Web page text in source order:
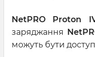
NetPRO Proton
заряджання
можуть бути